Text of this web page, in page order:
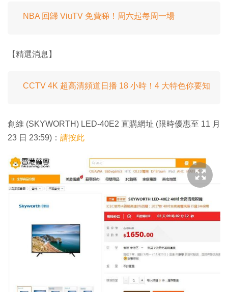
NBA 回歸 ViuTV 免費睇！周六起每周一場
【精選消息】
CCTV 4K 超高清頻道日播 18 小時！4 大特色你要知
創維 (SKYWORTH) LED-40E2 直購網址 (限時優惠至 11 月
23 日 23:59)： 請按此